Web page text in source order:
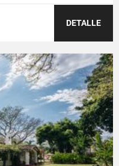
DETALLE